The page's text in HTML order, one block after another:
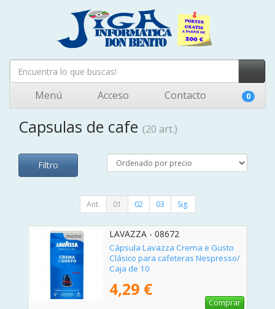
Menú Acceso Contacto 0
Capsulas de cafe (20 art.)
Filtro
Ant. 01 02 03 Sig.
LAVAZZA - 08672
Cápsula Lavazza Crema e Gusto
Clásico para cafeteras Nespresso/
Caja de 10
4,29 €
Comprar